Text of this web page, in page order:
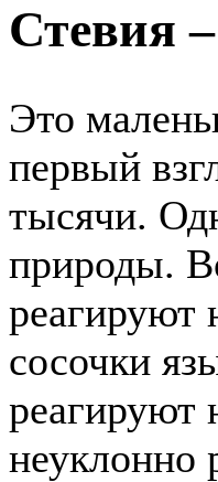
Стевия
Это
первый
тысячи.
природы.
реагируют
сосочки
реагируют
неуклонно